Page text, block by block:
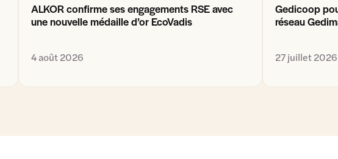
ALKOR confirme ses engagements RSE avec
une nouvelle médaille d’or EcoVadis
4 août 2026
Gedicoop
réseau
27 juillet 2026